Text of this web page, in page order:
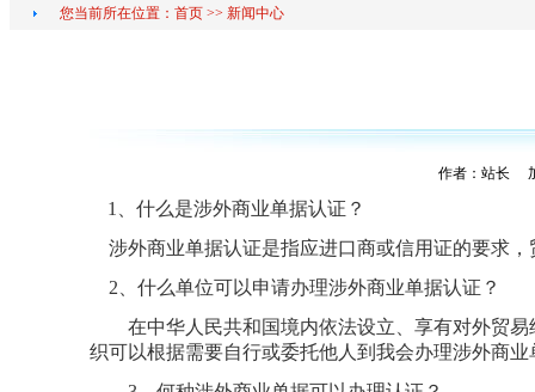
您当前所在位置： 首页>> 新闻中心
作者：站长
1
什么是涉外商业单据认证？
涉外商业单据认证是指应进口商或信用证的要求
2 、什么单位可以申请办理涉外商业单据认证？
在中华人民共和国境内依法设立、享有对外贸
织可以根据需要自行或委托他人到我会办理涉外商业